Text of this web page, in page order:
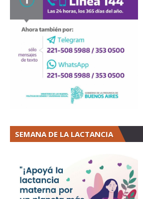
SEMANA DE LA LACTANCIA